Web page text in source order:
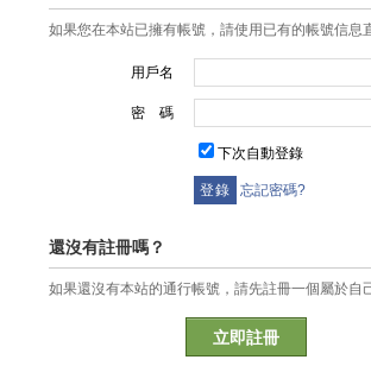
如果您在本站已擁有帳號，請使用已有的帳號信息
用戶名
密 碼
下次自動登錄
忘記密碼?
還沒有註冊嗎？
如果還沒有本站的通行帳號，請先註冊一個屬於自
立即註冊